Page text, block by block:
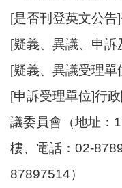
[是否刊登英文公告
[疑義、異議、申訴
[疑義、異議受理
[申訴受理單位]行
議委員會（地址：
樓、電話：02-
87897514）